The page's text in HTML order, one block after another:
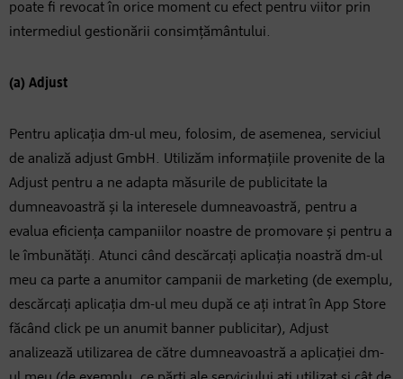
poate fi revocat în orice moment cu efect pentru viitor prin
intermediul gestionării consimțământului.
(a) Adjust
Pentru aplicația dm-ul meu, folosim, de asemenea, serviciul
de analiză adjust GmbH. Utilizăm informațiile provenite de la
Adjust pentru a ne adapta măsurile de publicitate la
dumneavoastră și la interesele dumneavoastră, pentru a
evalua eficiența campaniilor noastre de promovare și pentru a
le îmbunătăți. Atunci când descărcați aplicația noastră dm-ul
meu ca parte a anumitor campanii de marketing (de exemplu,
descărcați aplicația dm-ul meu după ce ați intrat în App Store
făcând click pe un anumit banner publicitar), Adjust
analizează utilizarea de către dumneavoastră a aplicației dm-